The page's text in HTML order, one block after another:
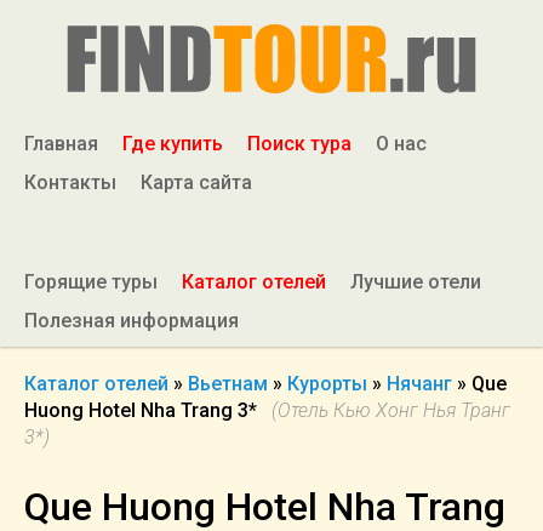
Главная Где купить Поиск тура
О нас
Контакты
Карта сайта
Горящие туры Каталог отелей
Лучшие отели
Полезная информация
Каталог отелей » Вьетнам » Курорты » Нячанг » Que
Huong Hotel Nha Trang 3*
(Отель Кью Хонг Нья Транг
3*)
Que Huong Hotel Nha Trang